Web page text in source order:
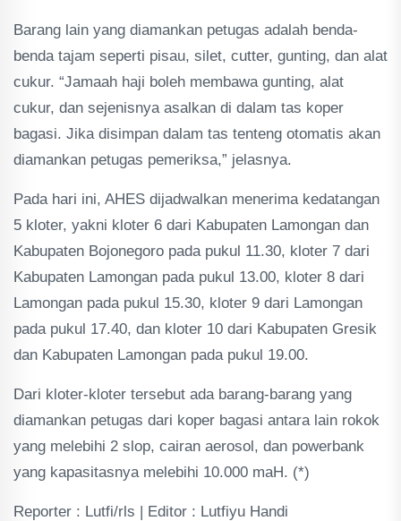
Barang lain yang diamankan petugas adalah benda-
benda tajam seperti pisau, silet, cutter, gunting, dan alat
cukur. “Jamaah haji boleh membawa gunting, alat
cukur, dan sejenisnya asalkan di dalam tas koper
bagasi. Jika disimpan dalam tas tenteng otomatis akan
diamankan petugas pemeriksa,” jelasnya.
Pada hari ini, AHES dijadwalkan menerima kedatangan
5 kloter, yakni kloter 6 dari Kabupaten Lamongan dan
Kabupaten Bojonegoro pada pukul 11.30, kloter 7 dari
Kabupaten Lamongan pada pukul 13.00, kloter 8 dari
Lamongan pada pukul 15.30, kloter 9 dari Lamongan
pada pukul 17.40, dan kloter 10 dari Kabupaten Gresik
dan Kabupaten Lamongan pada pukul 19.00.
Dari kloter-kloter tersebut ada barang-barang yang
diamankan petugas dari koper bagasi antara lain rokok
yang melebihi 2 slop, cairan aerosol, dan powerbank
yang kapasitasnya melebihi 10.000 maH. (*)
Reporter : Lutfi/rls | Editor : Lutfiyu Handi